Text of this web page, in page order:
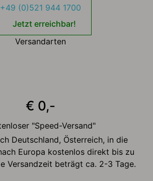
+49 (0)521 944 1700
Jetzt erreichbar!
Versandarten
€ 0,-
"Speed-Versand"
Deutschland, Österreich, in die
Europa kostenlos direkt bis zu
Versandzeit beträgt ca. 2-3 Tage.